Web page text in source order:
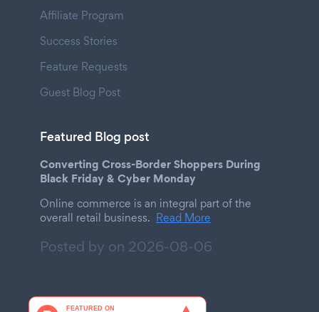
Affiliate Program
Success Stories
Feature Requests
Guest Blog Post
Featured Blog post
Converting Cross-Border Shoppers During
Black Friday & Cyber Monday
Online commerce is an integral part of the
overall retail business. Read More
Posted by on 2026-08-06